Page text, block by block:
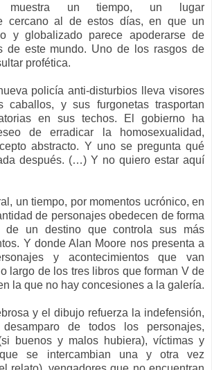
muestra un tiempo, un lugar
cercano al de estos días, en que un
y globalizado parece apoderarse de
de este mundo. Uno de los rasgos de
profética.
policía anti-disturbios lleva visores
caballos, y sus furgonetas trasportan
en sus techos. El gobierno ha
de erradicar la homosexualidad,
abstracto. Y uno se pregunta qué
después. (…) Y no quiero estar aquí
un tiempo, por momentos ucrónico, en
de personajes obedecen de forma
de un destino que controla sus más
Y donde Alan Moore nos presenta a
y acontecimientos que van
largo de los tres libros que forman V de
la que no hay concesiones a la galería.
y el dibujo refuerza la indefensión,
de todos los personajes,
buenos y malos hubiera), víctimas y
se intercambian una y otra vez